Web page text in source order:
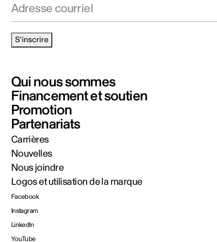
S'inscrire
Qui nous sommes
Financement et soutien
Promotion
Partenariats
Carrières
Nouvelles
Nous joindre
Logos et utilisation de la marque
Facebook
Instagram
LinkedIn
YouTube